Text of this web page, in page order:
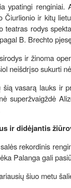
ypatingi renginiai.
Čiurlionio ir kitų
rodys
B. Brechto
ir žinoma
neišdrįso sukurti
vasarą lauks ir
superžvaigždė
ir didėjantis
rekordinis
Palanga gali
šiuo metu